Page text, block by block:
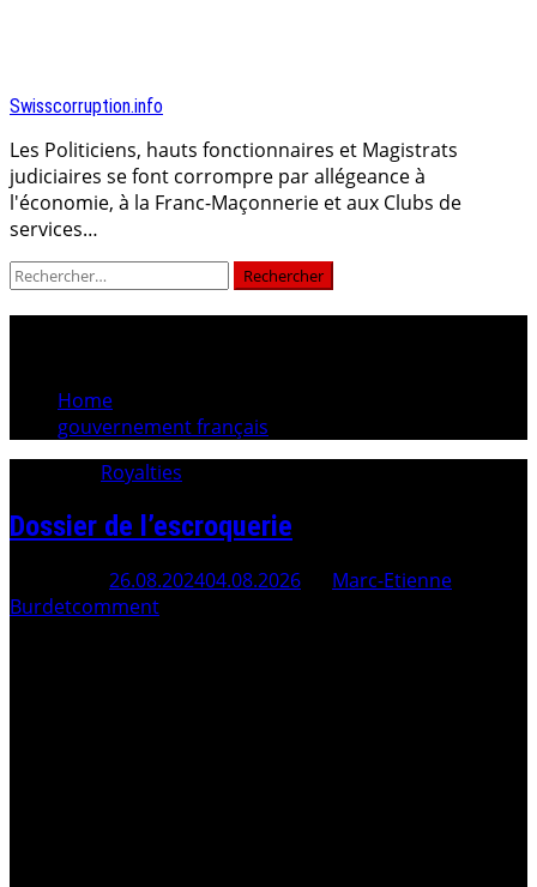
Swisscorruption.info
Les Politiciens, hauts fonctionnaires et Magistrats
judiciaires se font corrompre par allégeance à
l'économie, à la Franc-Maçonnerie et aux Clubs de
services…
Rechercher :
Home
gouvernement français
Royalties
Dossier de l’escroquerie
26.08.202404.08.2026
Marc-Etienne
Burdetcomment